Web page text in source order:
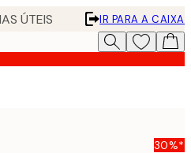
ÚTEIS
IR PARA A CAIXA
30%*